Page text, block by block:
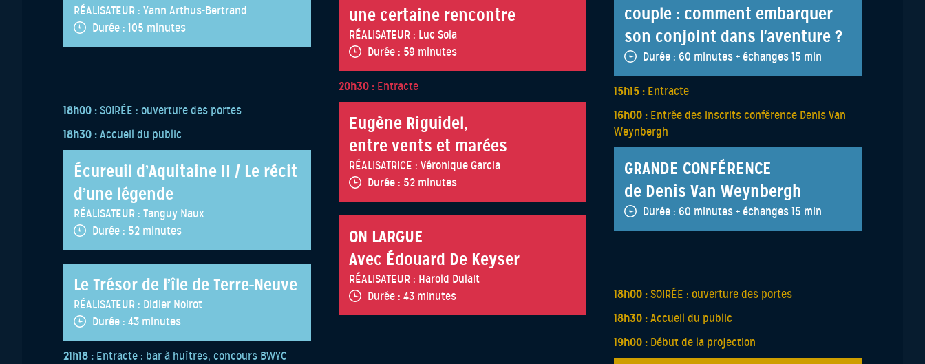
RÉALISATEUR : Yann Arthus-Bertrand
Durée : 105 minutes
18h00 :SOIRÉE : ouverture des portes
18h30 :Accueil du public
Écureuil d’Aquitaine II / Le récit
d’une légende
RÉALISATEUR : Tanguy Naux
Durée : 52 minutes
Le Trésor de l’île de Terre-Neuve
RÉALISATEUR : Didier Noirot
Durée : 43 minutes
21h18 : Entracte : bar à huîtres, concours BWYC
une certaine rencontre
RÉALISATEUR : Luc Sola
Durée : 59 minutes
20h30 : Entracte
Eugène Riguidel,
entre vents et marées
RÉALISATRICE : Véronique Garcia
Durée : 52 minutes
ON LARGUE
Avec Édouard De Keyser
RÉALISATEUR : Harold Dulait
Durée : 43 minutes
couple : comment embarquer
son conjoint dans l'aventure ?
Durée : 60 minutes + échanges 15 min
15h15 : Entracte
16h00 : Entrée des inscrits conférence Denis Van
Weynbergh
GRANDE CONFÉRENCE
de Denis Van Weynbergh
Durée : 60 minutes + échanges 15 min
18h00 :SOIRÉE : ouverture des portes
18h30 :Accueil du public
19h00 : Début de la projection